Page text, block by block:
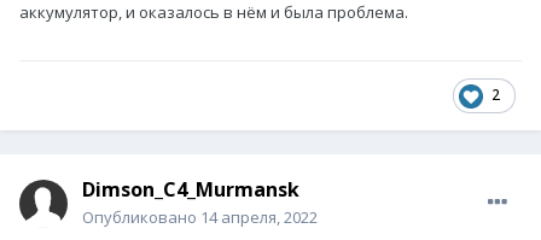
аккумулятор, и оказалось в нём и была проблема.
2
Dimson_C4_Murmansk
Опубликовано 14 апреля, 2022